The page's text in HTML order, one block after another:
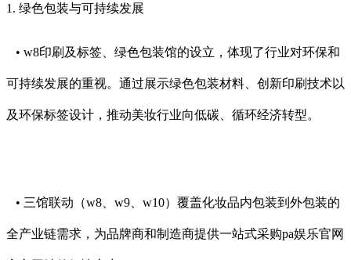
1. 绿色包装与可持续发展
• w8印刷及标签、绿色包装馆的设立，体现了行业对环保和
可持续发展的重视。通过展示绿色包装材料、创新印刷技术以
及环保标签设计，推动美妆行业向低碳、循环经济转型。
• 三馆联动（w8、w9、w10）覆盖化妆品内包装到外包装的
全产业链需求，为品牌商和制造商提供一站式采购pa娱乐官网